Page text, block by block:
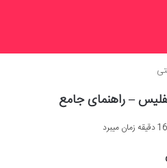
– راهنمای جامع